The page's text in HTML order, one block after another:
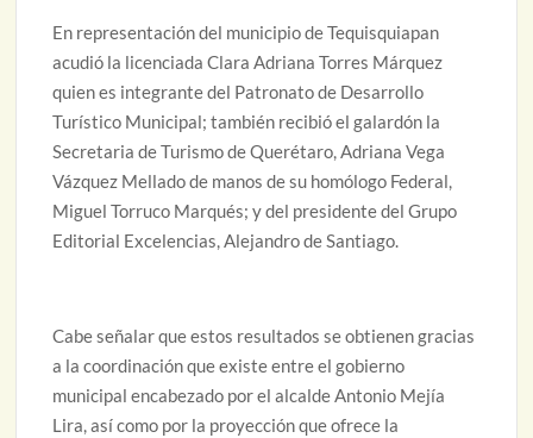
En representación del municipio de Tequisquiapan
acudió la licenciada Clara Adriana Torres Márquez
quien es integrante del Patronato de Desarrollo
Turístico Municipal; también recibió el galardón la
Secretaria de Turismo de Querétaro, Adriana Vega
Vázquez Mellado de manos de su homólogo Federal,
Miguel Torruco Marqués; y del presidente del Grupo
Editorial Excelencias, Alejandro de Santiago.
Cabe señalar que estos resultados se obtienen gracias
a la coordinación que existe entre el gobierno
municipal encabezado por el alcalde Antonio Mejía
Lira, así como por la proyección que ofrece la